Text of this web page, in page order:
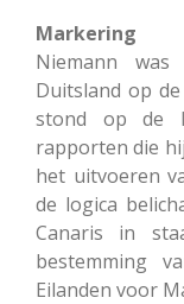
Markering
Niemann
Duitsland op
stond op de
rapporten die
het uitvoeren
de logica
Canaris in
bestemming
Eilanden voor